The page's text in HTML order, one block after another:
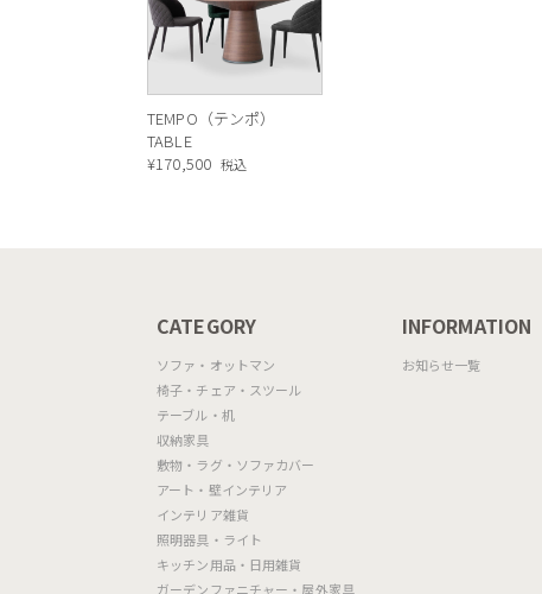
TEMPO（テンポ）
TABLE
¥170,500 税込
CATEGORY
ソファ・オットマン
椅子・チェア・スツール
テーブル・机
収納家具
敷物・ラグ・ソファカバー
アート・壁インテリア
インテリア雑貨
照明器具・ライト
キッチン用品・日用雑貨
ガーデンファニチャー・屋外家具
INFORMATION
お知らせ一覧